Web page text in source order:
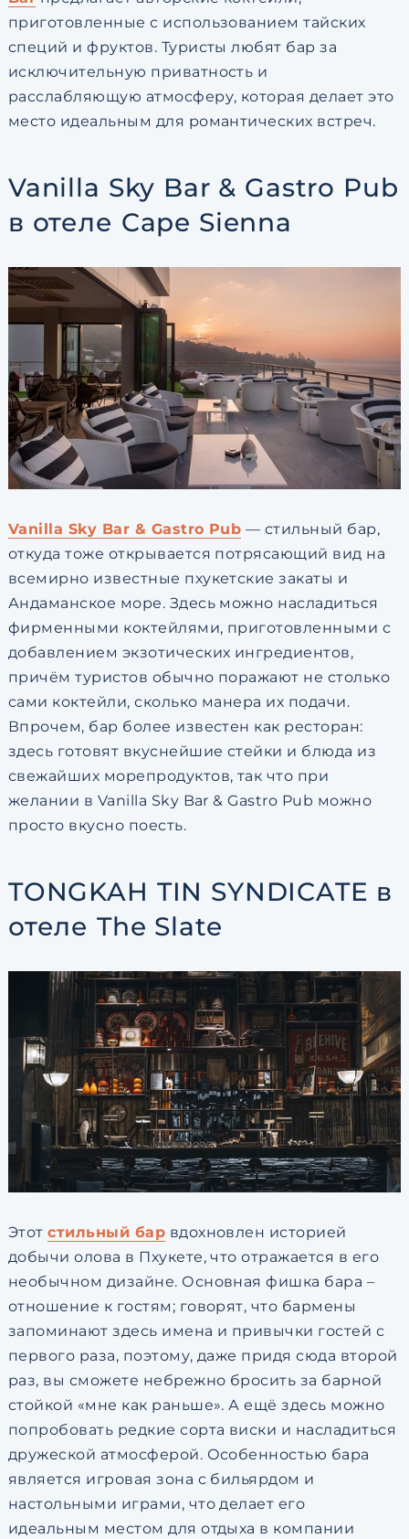
приготовленные с использованием тайских
специй и фруктов. Туристы любят бар за
исключительную приватность и
расслабляющую атмосферу, которая делает это
место идеальным для романтических встреч.
Vanilla Sky Bar & Gastro Pub
в отеле Cape Sienna
Vanilla Sky Bar & Gastro Pub — стильный бар,
откуда тоже открывается потрясающий вид на
всемирно известные пхукетские закаты и
Андаманское море. Здесь можно насладиться
фирменными коктейлями, приготовленными с
добавлением экзотических ингредиентов,
причём туристов обычно поражают не столько
сами коктейли, сколько манера их подачи.
Впрочем, бар более известен как ресторан:
здесь готовят вкуснейшие стейки и блюда из
свежайших морепродуктов, так что при
желании в Vanilla Sky Bar & Gastro Pub можно
просто вкусно поесть.
TONGKAH TIN SYNDICATE в
отеле The Slate
Этотстильный бар вдохновлен историей
добычи олова в Пхукете, что отражается в его
необычном дизайне. Основная фишка бара –
отношение к гостям; говорят, что бармены
запоминают здесь имена и привычки гостей с
первого раза, поэтому, даже придя сюда второй
раз, вы сможете небрежно бросить за барной
стойкой «мне как раньше». А ещё здесь можно
попробовать редкие сорта виски и насладиться
дружеской атмосферой. Особенностью бара
является игровая зона с бильярдом и
настольными играми, что делает его
идеальным местом для отдыха в компании